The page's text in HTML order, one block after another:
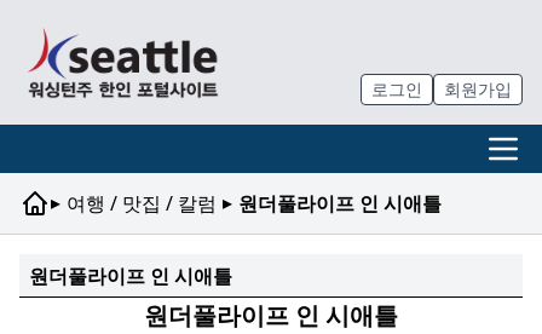
로그인 회원가입
▸ 여행 / 맛집 / 칼럼 ▸ 원더풀라이프 인 시애틀
원더풀라이프 인 시애틀
원더풀라이프 인 시애틀